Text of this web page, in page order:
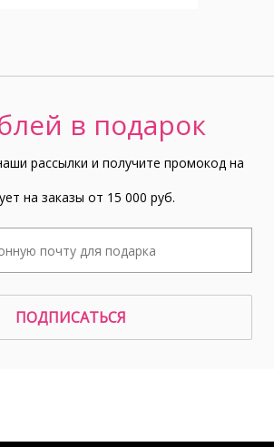
в подарок
рассылки и получите промокод на
на заказы от 15 000 руб.
ПОДПИСАТЬСЯ